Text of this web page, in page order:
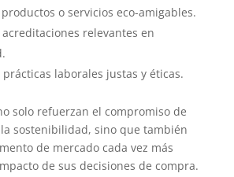
o servicios eco-amigables.
relevantes en
prácticas laborales justas y éticas.
solo refuerzan el compromiso de
sostenibilidad, sino que también
de mercado cada vez más
de sus decisiones de compra.